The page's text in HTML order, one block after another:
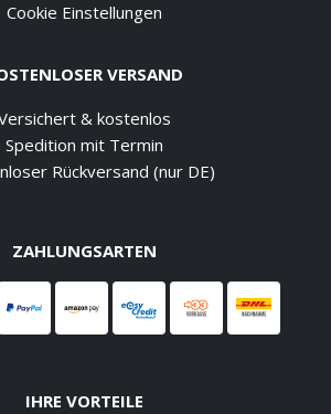
Cookie Einstellungen
VERSAND
& kostenlos
Spedition mit Termin
Rückversand (nur DE)
ZAHLUNGSARTEN
IHRE VORTEILE